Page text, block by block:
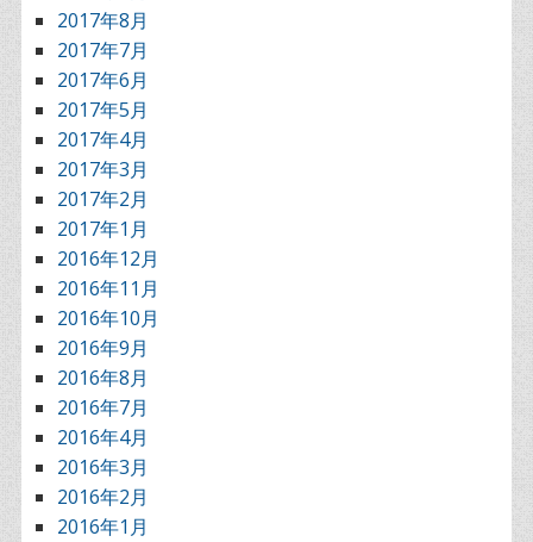
2017年8月
2017年7月
2017年6月
2017年5月
2017年4月
2017年3月
2017年2月
2017年1月
2016年12月
2016年11月
2016年10月
2016年9月
2016年8月
2016年7月
2016年4月
2016年3月
2016年2月
2016年1月